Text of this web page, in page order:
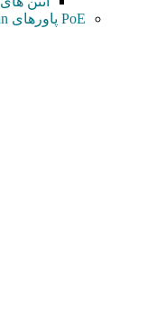
PoE پاورهای MikroWan